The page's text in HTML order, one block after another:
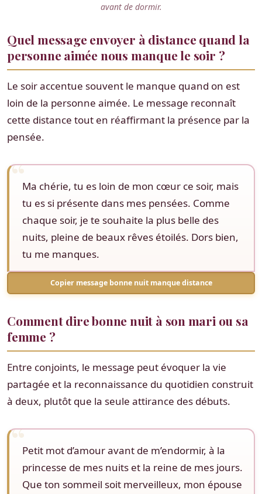
avant de dormir.
Quel message envoyer à distance quand la
personne aimée nous manque le soir ?
Le soir accentue souvent le manque quand on est
loin de la personne aimée. Le message reconnaît
cette distance tout en réaffirmant la présence par la
pensée.
Ma chérie, tu es loin de mon cœur ce soir, mais
tu es si présente dans mes pensées. Comme
chaque soir, je te souhaite la plus belle des
nuits, pleine de beaux rêves étoilés. Dors bien,
tu me manques.
Copier message bonne nuit manque distance
Comment dire bonne nuit à son mari ou sa
femme ?
Entre conjoints, le message peut évoquer la vie
partagée et la reconnaissance du quotidien construit
à deux, plutôt que la seule attirance des débuts.
Petit mot d’amour avant de m’endormir, à la
princesse de mes nuits et la reine de mes jours.
Que ton sommeil soit merveilleux, mon épouse